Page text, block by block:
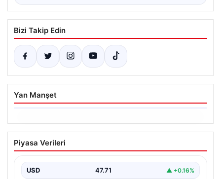
Bizi Takip Edin
Yan Manşet
06.08.2026
Trabzonspor’da Mohamed Salah’ın
Transferinde Görkemli İmza Töreni:
Trabzonspor, dünya futbolunun yıldız isimlerinden
Piyasa Verileri
USD 47.71 ▲ +0.16%